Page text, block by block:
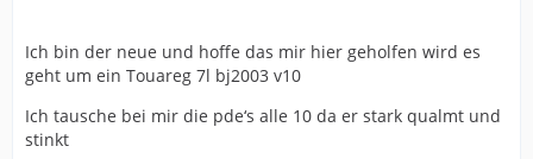
Ich bin der neue und hoffe das mir hier geholfen wird es
geht um ein Touareg 7l bj2003 v10
Ich tausche bei mir die pde‘s alle 10 da er stark qualmt und
stinkt